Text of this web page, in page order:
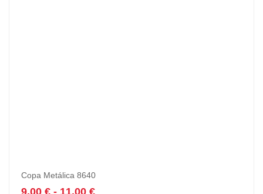
Copa Metálica 8640